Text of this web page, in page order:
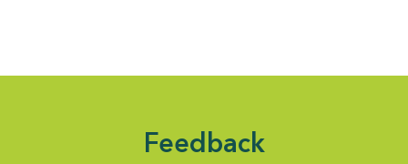
Feedback